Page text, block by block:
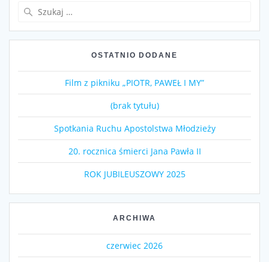
OSTATNIO DODANE
Film z pikniku „PIOTR, PAWEŁ I MY”
(brak tytułu)
Spotkania Ruchu Apostolstwa Młodzieży
20. rocznica śmierci Jana Pawła II
ROK JUBILEUSZOWY 2025
ARCHIWA
czerwiec 2026